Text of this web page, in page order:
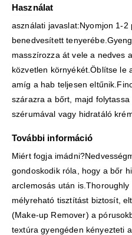
Használat
asználati javaslat:Nyomjon 1-2
benedvesített
masszírozza át vele a nedves
közvetlen környékét.Öblítse le
amíg a hab teljesen
szárazra a bőrt, majd
szérumával vagy hidratáló
További információ
Miért fogja
gondoskodik róla, hogy a bőr
arclemosás után
mélyreható tisztítást biztosít,
(Make-up Remover) a
textúra gyengéden kényezteti